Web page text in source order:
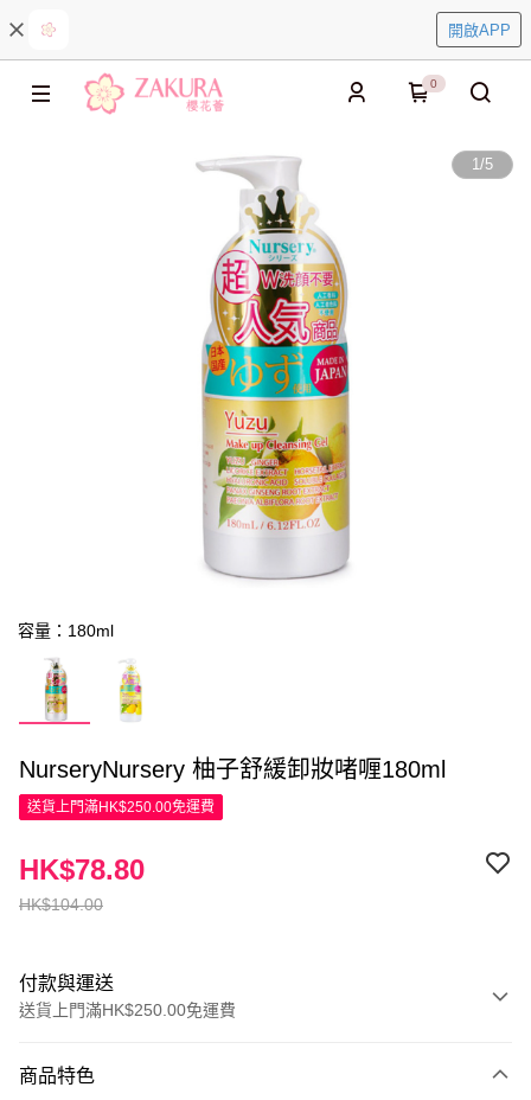
開啟APP
0
1/5
容量：180ml
NurseryNursery 柚子舒緩卸妝啫喱180ml
送貨上門滿HK$250.00免運費
HK$104.00
HK$78.80
付款與運送
送貨上門滿HK$250.00免運費
信用卡
商品特色